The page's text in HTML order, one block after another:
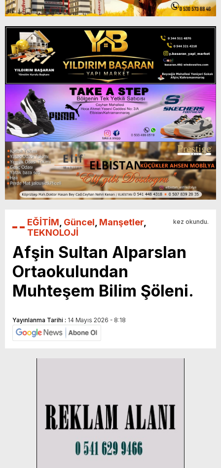
EĞİTİM Güncel Manşetler
TEKNOLOJİ
kez okundu.
Afşin Sultan Alparslan
Ortaokulundan
Muhteşem Bilim Şöleni.
Yayınlanma Tarihi : 14 Mayıs 2026 - 8:18